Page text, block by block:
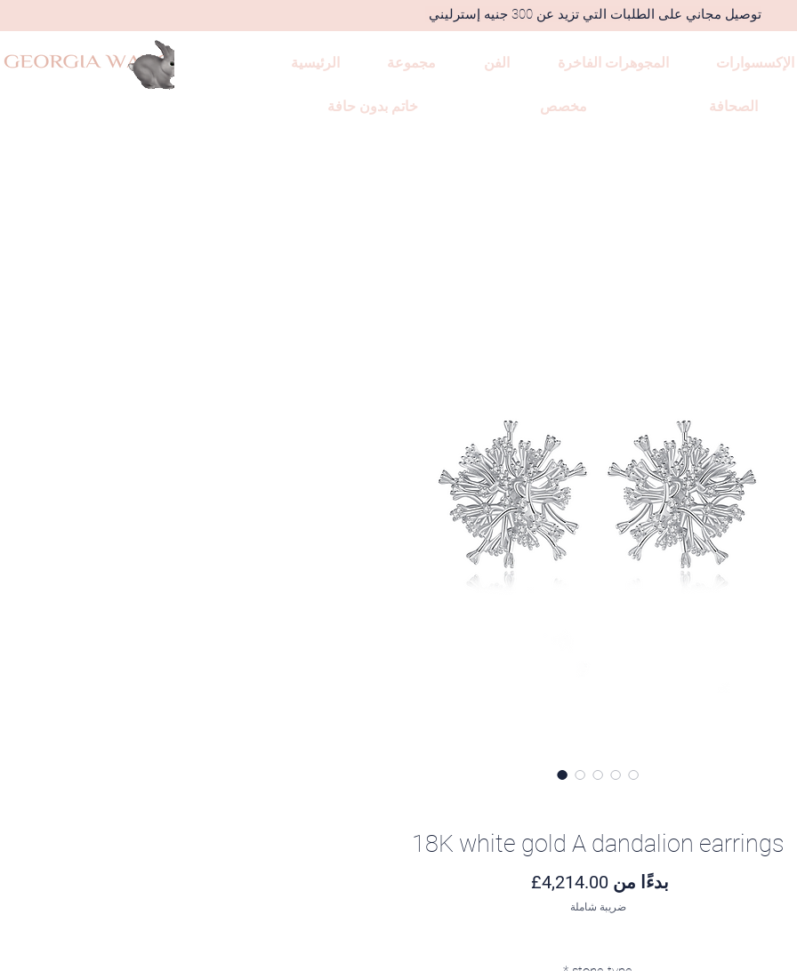
الرئيسية مجموعة الفن المجوهرات الفاخرة الإكسسوارات
خاتم بدون حافة مخصص الصحافة
توصيل مجاني على الطلبات التي تزيد عن 300 جنيه إسترليني
18K white gold A dandalion earrings
بدءًا من 4,214.00£ سعر البيع
ضريبة شاملة